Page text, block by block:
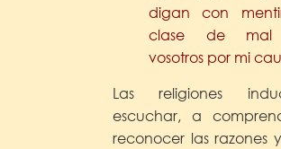
digan con
clase de mal
vosotros por mi
Las religiones
escuchar, a
reconocer las razones